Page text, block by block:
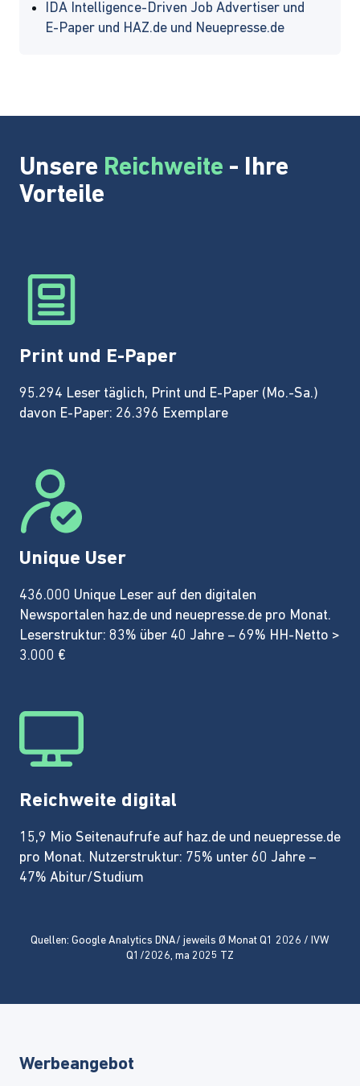
IDA Intelligence-Driven Job Advertiser und
E-Paper und HAZ.de und Neuepresse.de
Unsere Reichweite - Ihre
Vorteile
Print und E-Paper
95.294 Leser täglich, Print und E-Paper (Mo.-Sa.)
davon E-Paper: 26.396 Exemplare
Unique User
436.000 Unique Leser auf den digitalen
Newsportalen haz.de und neuepresse.de pro Monat.
Leserstruktur: 83% über 40 Jahre – 69% HH-Netto >
3.000 €
Reichweite digital
15,9 Mio Seitenaufrufe auf haz.de und neuepresse.de
pro Monat. Nutzerstruktur: 75% unter 60 Jahre –
47% Abitur/Studium
Quellen: Google Analytics DNA/ jeweils Ø Monat Q1 2026 / IVW
Q1/2026, ma 2025 TZ
Werbeangebot